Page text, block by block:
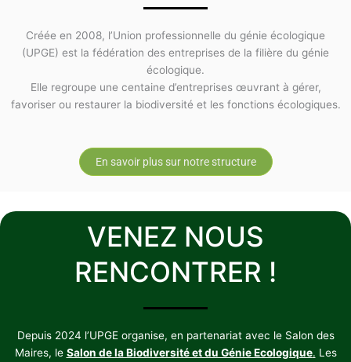
Créée en 2008, l’Union professionnelle du génie écologique
(UPGE) est la fédération des entreprises de la filière du génie
écologique.
Elle regroupe une centaine d’entreprises œuvrant à gérer,
favoriser ou restaurer la biodiversité et les fonctions écologiques.
En savoir plus sur notre structure
VENEZ NOUS
RENCONTRER !
Depuis 2024 l’UPGE organise, en partenariat avec le Salon des
Maires, le Salon de la Biodiversité et du Génie Ecologique. Les